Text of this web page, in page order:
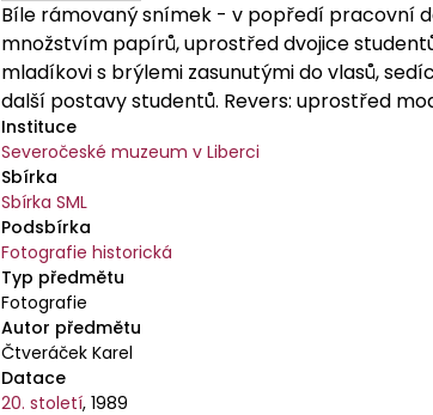
Bíle rámovaný snímek - v popředí pracovní
množstvím papírů, uprostřed dvojice
mladíkovi s brýlemi zasunutými do vlasů,
další postavy studentů. Revers: uprostřed
Instituce
Severočeské muzeum v Liberci
Sbírka
Sbírka SML
Podsbírka
Fotografie historická
Typ předmětu
Fotografie
Autor předmětu
Čtveráček Karel
Datace
20. století,1989